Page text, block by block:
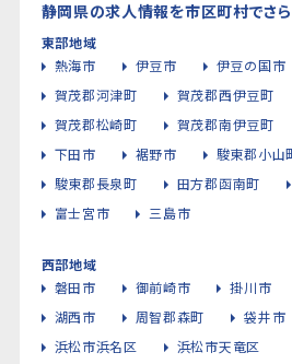
静岡県の求人情報を市区町村でさ
東部地域
熱海市
伊豆市 伊豆の国市
賀茂郡河津町
賀茂郡西伊豆町
賀茂郡松崎町
賀茂郡南伊豆町
下田市
裾野市 駿東郡小山
駿東郡長泉町
田方郡函南町
富士宮市
三島市
西部地域
磐田市
御前崎市 掛川市
湖西市
周智郡森町 袋井市
浜松市浜名区
浜松市天竜区